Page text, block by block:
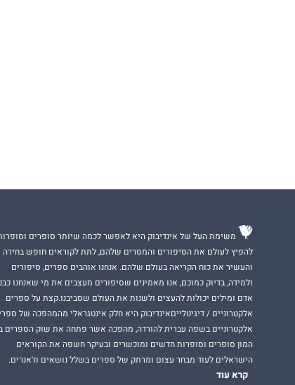
משימת העל של אינדיבוק היא לאפשר לכמה שיותר סופרים
להפיץ לעולם את הסיפורים והמסרים שלהם, לתת לקוראים חופש בחירה
והעשיר את כוח הקריאה בעולם שלהם. אנחנו אוהבים ספרים, סיפורים
ולמידה, בדיוק כמוכם, אנו מאמינים שסיפורים מעצבים את מי שאנחנו
אדם ומילים יכולות להעצים ולשנות את העולם שסביבנו.קצת על ספרים
אלקטרוניים / דיגיטלייםאינדיבוק היא חלק אינטגראלי מהמהפכה של
אלקטרוניים בשפה עברית להורדה, מהפכה אשר פתחה את שוק הספרים
המון סופרים וסופרות חדשים ומוכשרים ובעיקר חשפה את הקוראים
הישראלים לעוד מבחר עצום ומרתק של ספרים בשלל נושאים וז'אנרים.
קרא עוד